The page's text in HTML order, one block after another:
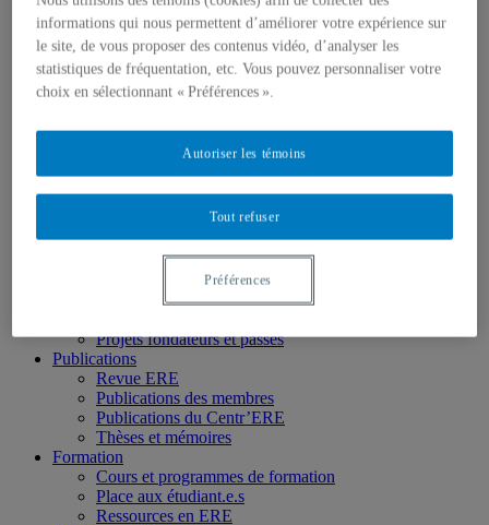
Mission
Historique
Comité de direction
Membres
Chercheur.e.s régulier.ère.s
Chercheur.e.s associé.e.s
Partenaires
Personnel
Activités socio-scientifiques
Axes de recherche
1) Écocitoyenneté et justice
2) Prismes socioculturels
3) Art et créativité
4) Formation initiale et continue
Projets fondateurs et passés
Publications
Revue ERE
Publications des membres
Publications du Centr’ERE
Thèses et mémoires
Formation
Cours et programmes de formation
Place aux étudiant.e.s
Ressources en ERE
informations qui nous permettent d’améliorer votre expérience sur
le site, de vous proposer des contenus vidéo, d’analyser les
statistiques de fréquentation, etc. Vous pouvez personnaliser votre
choix en sélectionnant « Préférences ».
Tout refuser
Autoriser les témoins
Préférences